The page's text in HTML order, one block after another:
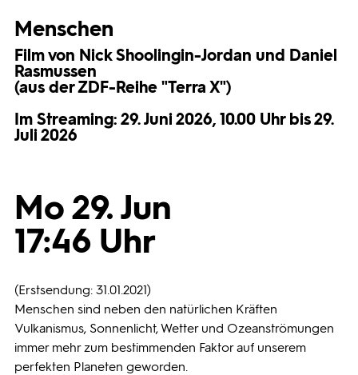
Bilder
Menschen
Film von Nick Shoolingin-Jordan und Daniel
Rasmussen
(aus der ZDF-Reihe "Terra X")
Im Streaming: 29. Juni 2026, 10.00 Uhr bis 29.
Juli 2026
Mo 29. Jun
17:46 Uhr
(Erstsendung: 31.01.2021)
Menschen sind neben den natürlichen Kräften
Vulkanismus, Sonnenlicht, Wetter und Ozeanströmungen
immer mehr zum bestimmenden Faktor auf unserem
perfekten Planeten geworden.